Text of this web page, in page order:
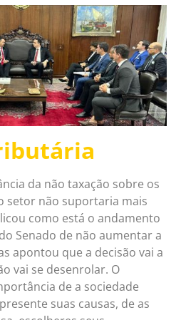
da não taxação sobre os
setor não suportaria mais
como está o andamento
Senado de não aumentar a
apontou que a decisão vai a
vai se desenrolar. O
de a sociedade
suas causas, de as